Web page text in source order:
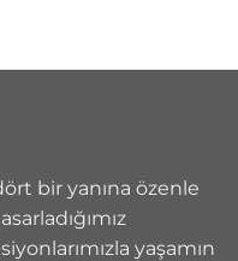
bir yanına özenle
yaşamın